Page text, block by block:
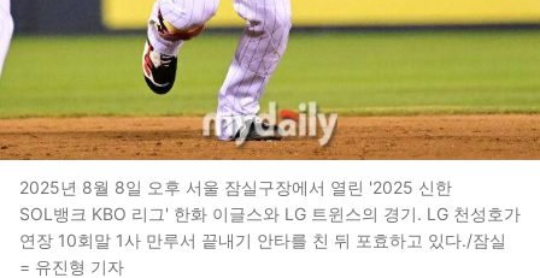
2025년 8월 8일 오후 서울 잠실구장에서 열린 '2025 신한
SOL뱅크 KBO 리그' 한화 이글스와 LG 트윈스의 경기. LG 천성호가
연장 10회말 1사 만루서 끝내기 안타를 친 뒤 포효하고 있다./잠실
= 유진형 기자